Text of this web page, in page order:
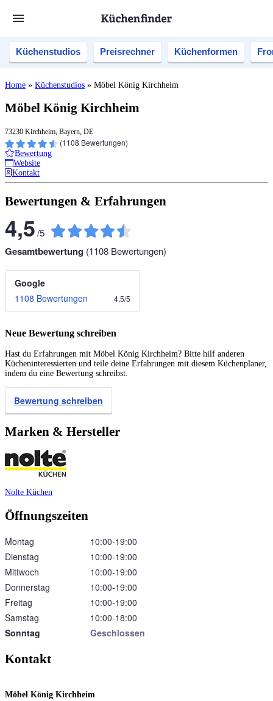
Küchenstudios Preisrechner Küchenformen
Home » Küchenstudios » Möbel König Kirchheim
Möbel König Kirchheim
73230 Kirchheim, Bayern, DE
(1108 Bewertungen)
Bewertung
Website
Kontakt
Bewertungen & Erfahrungen
4,5/5
Gesamtbewertung (1108 Bewertungen)
Google
1108 Bewertungen
4,5/5
Neue Bewertung schreiben
Hast du Erfahrungen mit Möbel König Kirchheim? Bitte hilf anderen
Kücheninteressierten und teile deine Erfahrungen mit diesem Küchenplaner,
indem du eine Bewertung schreibst.
Bewertung schreiben
Marken & Hersteller
Nolte Küchen
Öffnungszeiten
Montag
10:00‑19:00
Dienstag
10:00‑19:00
Mittwoch
10:00‑19:00
Donnerstag
10:00‑19:00
Freitag
10:00‑19:00
Samstag
10:00‑18:00
Sonntag
Geschlossen
Kontakt
Möbel König Kirchheim